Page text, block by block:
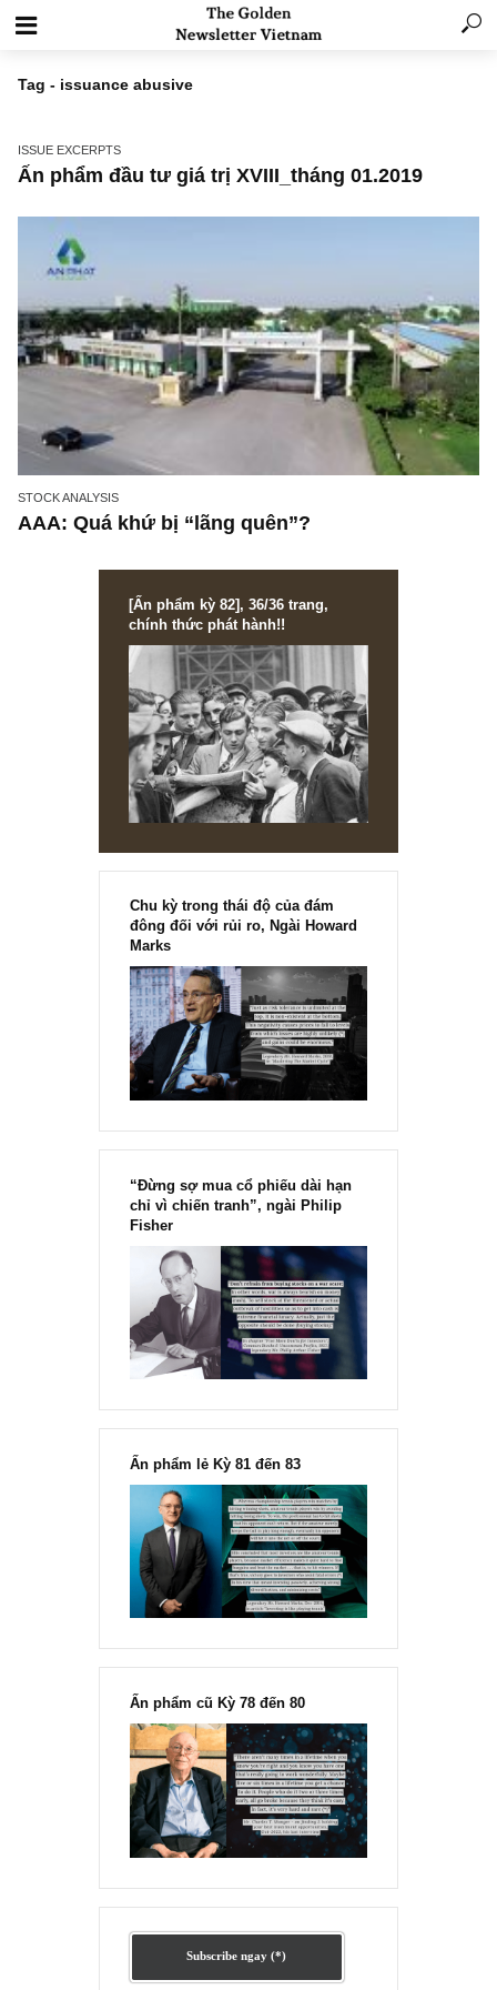
Tag - issuance abusive
ISSUE EXCERPTS
Ấn phẩm đầu tư giá trị XVIII_tháng 01.2019
[Ấn phẩm kỳ 82], 36/36 trang,
chính thức phát hành!!
Chu kỳ trong thái độ của đám
đông đối với rủi ro, Ngài Howard
Marks
“Đừng sợ mua cổ phiếu dài hạn
chỉ vì chiến tranh”, ngài Philip
Fisher
Ấn phẩm cũ Kỳ 78 đến 80